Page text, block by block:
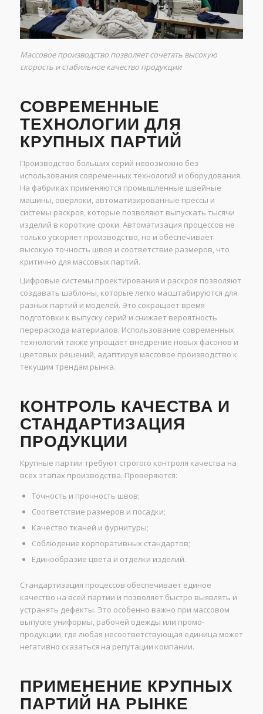
Массовое производство позволяет сочетать высокую
скорость и стабильное качество продукции
СОВРЕМЕННЫЕ
ТЕХНОЛОГИИ ДЛЯ
КРУПНЫХ ПАРТИЙ
Производство больших серий невозможно без
использования современных технологий и оборудования.
На фабриках применяются промышленные швейные
машины, оверлоки, автоматизированные прессы и
системы раскроя, которые позволяют выпускать тысячи
изделий в короткие сроки. Автоматизация процессов не
только ускоряет производство, но и обеспечивает
высокую точность швов и соответствие размеров, что
критично для массовых партий.
Цифровые системы проектирования и раскроя позволяют
создавать шаблоны, которые легко масштабируются для
разных партий и моделей. Это сокращает время
подготовки к выпуску серий и снижает вероятность
перерасхода материалов. Использование современных
технологий также упрощает внедрение новых фасонов и
цветовых решений, адаптируя массовое производство к
текущим трендам рынка.
КОНТРОЛЬ КАЧЕСТВА И
СТАНДАРТИЗАЦИЯ
ПРОДУКЦИИ
Крупные партии требуют строгого контроля качества на
всех этапах производства. Проверяются:
Точность и прочность швов;
Соответствие размеров и посадки;
Качество тканей и фурнитуры;
Соблюдение корпоративных стандартов;
Единообразие цвета и отделки изделий.
Стандартизация процессов обеспечивает единое
качество на всей партии и позволяет быстро выявлять и
устранять дефекты. Это особенно важно при массовом
выпуске униформы, рабочей одежды или промо-
продукции, где любая несоответствующая единица может
негативно сказаться на репутации компании.
ПРИМЕНЕНИЕ КРУПНЫХ
ПАРТИЙ НА РЫНКЕ